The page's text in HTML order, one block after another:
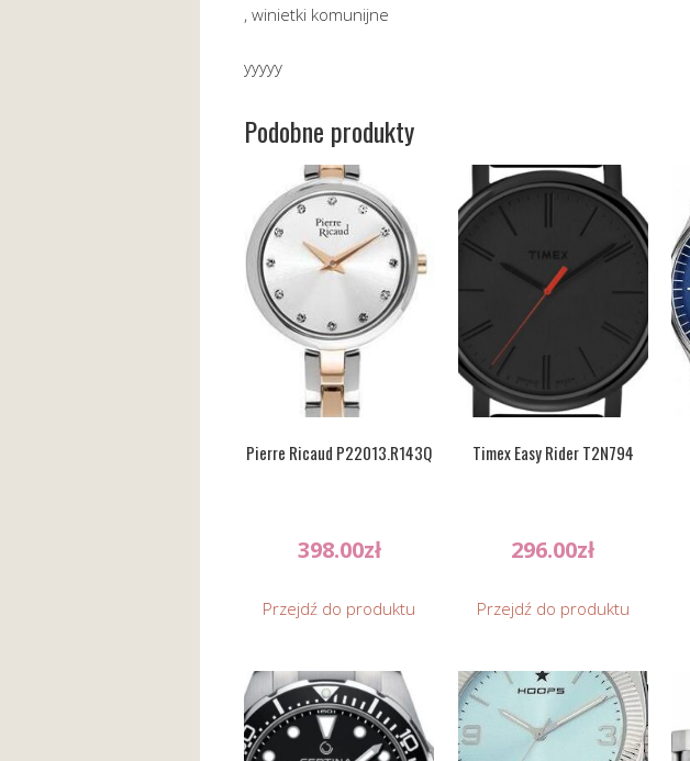
, winietki komunijne
yyyyy
Podobne produkty
Pierre Ricaud P22013.R143Q
398.00zł
Przejdź do produktu
Timex Easy Rider T2N794
296.00zł
Przejdź do produktu